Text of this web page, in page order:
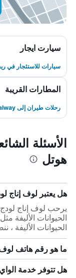
سيارت ايجار
سيارات للاستئجار في
المطارات القريبة
رحلات طيران إلى Galway
الأسئلة
هوتل
هل يعتبر لوف إناج
يرحب لوف إناج
الحيوانات الأليفة
الحيوانات الأليفة ،
ما هو رقم هاتف لوف
هل تتوفر خدمة